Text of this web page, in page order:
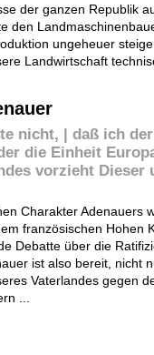
der ganzen Republik
den
ungeheuer
Landwirtschaft
nicht, | daß ich
die Einheit
vorzieht Dieser
Charakter Adenauers
französischen Hohen
Debatte über die
ist also bereit, nicht
Vaterlandes gegen
...